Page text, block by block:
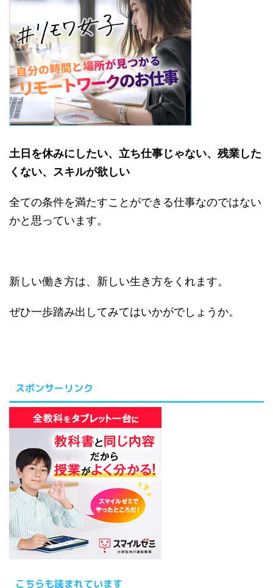
土日を休みにしたい、立ち仕事じゃない、残業した
くない、スキルが欲しい
全ての条件を満たすことができる仕事なのではない
かと思っています。
新しい働き方は、新しい生き方をくれます。
ぜひ一歩踏み出してみてはいかがでしょうか。
スポンサーリンク
こちらも読まれています